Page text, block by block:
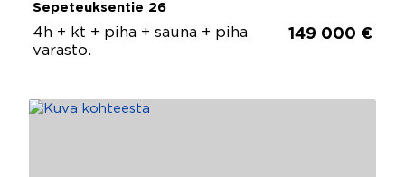
Sepeteuksentie 26
4h + kt + piha + sauna + piha
varasto.
149 000 €